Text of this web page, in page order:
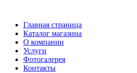
Главная страница
Каталог магазина
О компании
Услуги
Фотогалерея
Контакты